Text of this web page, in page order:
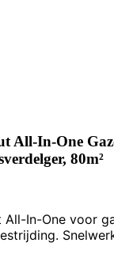
All-In-One
80m²
All-In-One voor